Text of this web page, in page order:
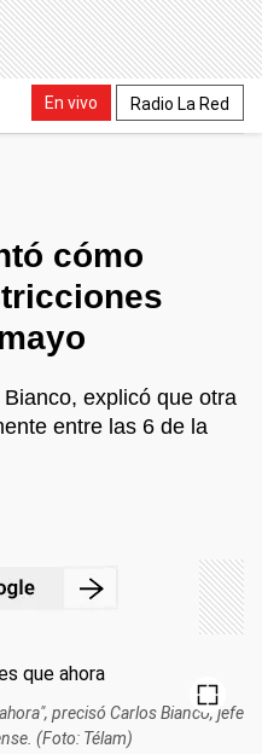
En vivo Radio La Red
cómo
explicó que otra
entre las 6 de la
precisó Carlos Bianco, jefe
(Foto: Télam)